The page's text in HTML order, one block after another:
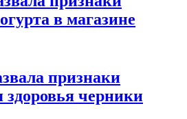
в магазине
признаки
здоровья черники